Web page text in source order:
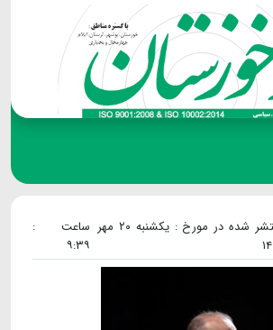
منتشر شده در مورخ : یکشنبه ۲۰ مهر ساعت :
۹:۳۹